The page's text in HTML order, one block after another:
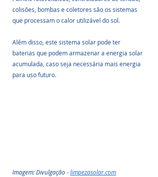
colisões, bombas e coletores são os sistemas
que processam o calor utilizável do sol.
Além disso, este sistema solar pode ter
baterias que podem armazenar a energia solar
acumulada, caso seja necessária mais energia
para uso futuro.
Imagem: Divulgação - limpezasolar.com